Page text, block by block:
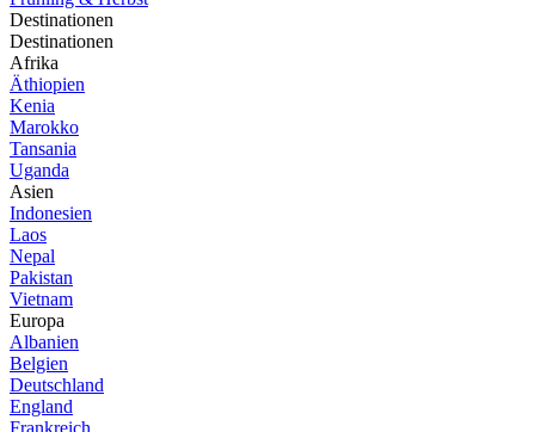
Destinationen
Destinationen
Afrika
Äthiopien
Kenia
Marokko
Tansania
Uganda
Asien
Indonesien
Laos
Nepal
Pakistan
Vietnam
Europa
Albanien
Belgien
Deutschland
England
Frankreich